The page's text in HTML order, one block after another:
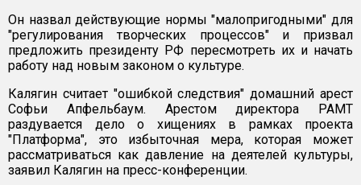
Он назвал действующие нормы "малопригодными" для
"регулирования творческих процессов" и призвал
предложить президенту РФ пересмотреть их и начать
работу над новым законом о культуре.
Калягин считает "ошибкой следствия" домашний арест
Софьи Апфельбаум. Арестом директора РАМТ
раздувается дело о хищениях в рамках проекта
"Платформа", это избыточная мера, которая может
рассматриваться как давление на деятелей культуры,
заявил Калягин на пресс-конференции.